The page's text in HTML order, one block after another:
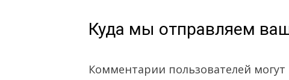
Куда мы отправляем
Комментарии пользователей